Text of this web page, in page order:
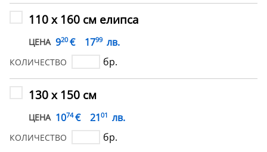
110 х 160 см елипса
ЦЕНА 920 € 1799 лв.
КОЛИЧЕСТВО бр.
130 х 150 см
ЦЕНА 1074 € 2101 лв.
КОЛИЧЕСТВО бр.